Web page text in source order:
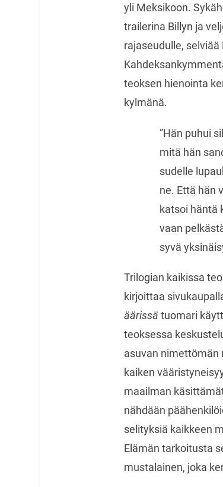
yli Meksikoon.
trailerina Billyn ja
rajaseudulle,
teoksen hienointa
kylmänä.
”Hän puhui
mitä hän
sudelle
ne. Että hän
katsoi häntä
vaan
syvä
Trilogian kaikissa
kirjoittaa
äärissä tuomari
teoksessa
asuvan nimettömän
kaiken
maailman
nähdään
selityksiä kaikkeen
Elämän tarkoitusta
mustalainen, joka